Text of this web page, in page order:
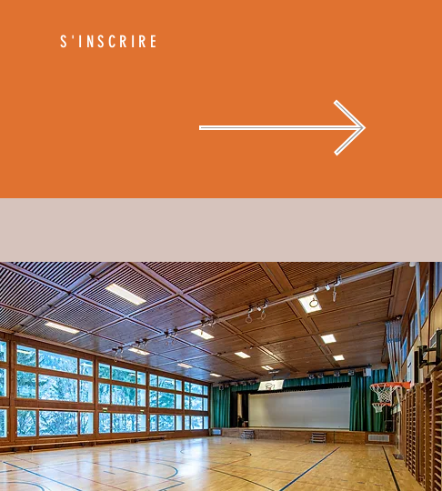
S'INSCRIRE